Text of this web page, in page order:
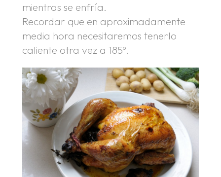
mientras se enfría.
Recordar que en aproximadamente
media hora necesitaremos tenerlo
caliente otra vez a 185º.